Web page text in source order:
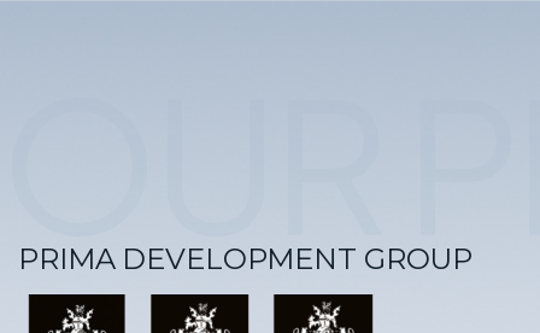
PRIMA DEVELOPMENT GROUP